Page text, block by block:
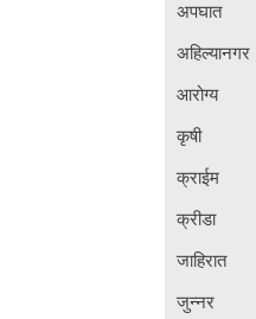
अपघात
अहिल्यानगर
आरोग्य
कृषी
क्राईम
क्रीडा
जाहिरात
जुन्नर